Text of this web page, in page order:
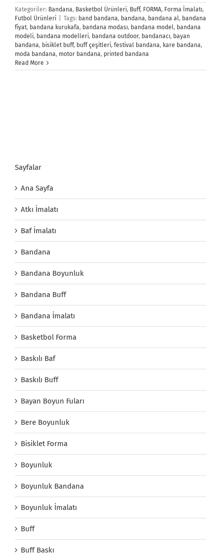
Kategoriler: Bandana, Basketbol Ürünleri, Buff, FORMA, Forma İmalatı,
Futbol Ürünleri
Tags: band bandana, bandana, bandana al, bandana
fiyat, bandana kurukafa, bandana modası, bandana model, bandana
modeli, bandana modelleri, bandana outdoor, bandanacı, bayan
bandana, bisiklet buff, buff çeşitleri, festival bandana, kare bandana,
moda bandana, motor bandana, printed bandana
Read More
Sayfalar
Ana Sayfa
Atkı İmalatı
Baf İmalatı
Bandana
Bandana Boyunluk
Bandana Buff
Bandana İmalatı
Basketbol Forma
Baskılı Baf
Baskılı Buff
Bayan Boyun Fuları
Bere Boyunluk
Bisiklet Forma
Boyunluk
Boyunluk Bandana
Boyunluk İmalatı
Buff
Buff Baskı